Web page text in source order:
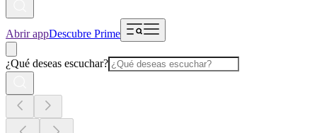
Abrir appDescubre Prime
¿Qué deseas escuchar?